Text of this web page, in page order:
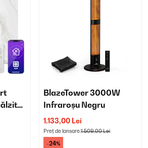
BlazeTower 3000W
Infraroșu Negru
1.133,00 Lei
Preț de lansare:1.509,00 Lei
-24%